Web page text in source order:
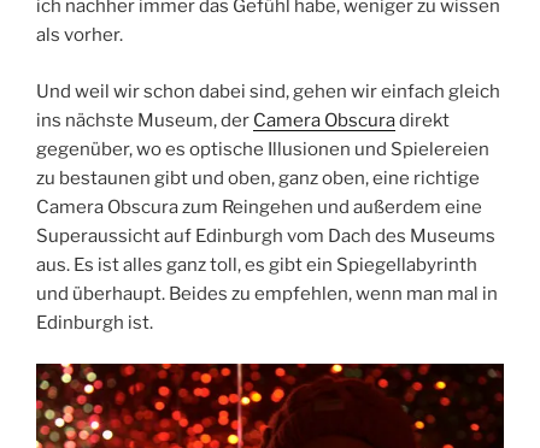
ich nachher immer das Gefühl habe, weniger zu wissen
als vorher.
Und weil wir schon dabei sind, gehen wir einfach gleich
ins nächste Museum, der Camera Obscuradirekt
gegenüber, wo es optische Illusionen und Spielereien
zu bestaunen gibt und oben, ganz oben, eine richtige
Camera Obscura zum Reingehen und außerdem eine
Superaussicht auf Edinburgh vom Dach des Museums
aus. Es ist alles ganz toll, es gibt ein Spiegellabyrinth
und überhaupt. Beides zu empfehlen, wenn man mal in
Edinburgh ist.